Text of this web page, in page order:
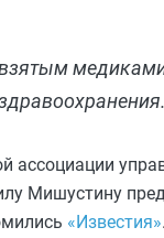
ассоциации
Мишустину
«Известия».